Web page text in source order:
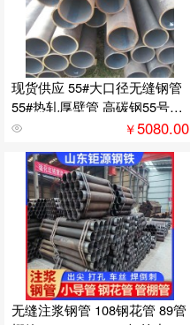
现货供应 55#大口径无缝钢管
55#热轧厚壁管 高碳钢55号无
缝管
￥5080.00
无缝注浆钢管 108钢花管 89管